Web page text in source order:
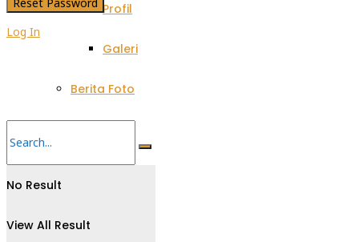
Profil
Galeri
Berita Foto
No Result
View All Result
Log In